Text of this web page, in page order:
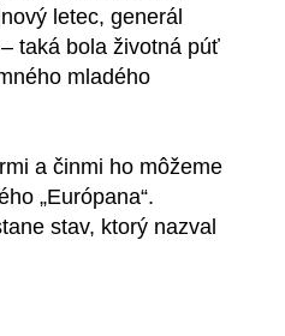
letec, generál
taká bola životná púť
mladého
a činmi ho môžeme
„Európana“.
stav, ktorý nazval